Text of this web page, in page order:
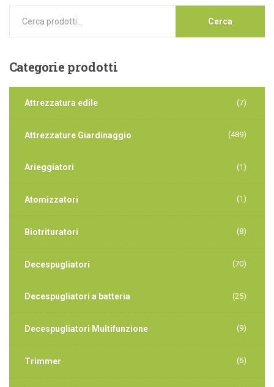
Cerca
Categorieprodotti
Attrezzatura edile (7)
Attrezzature Giardinaggio (489)
Arieggiatori (1)
Atomizzatori (1)
Biotrituratori (8)
Decespugliatori (70)
Decespugliatori a batteria (25)
Decespugliatori Multifunzione (9)
Trimmer (6)